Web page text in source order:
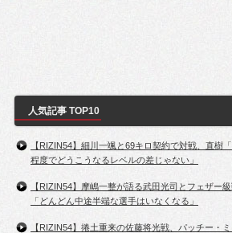
人気記事 TOP10
【RIZIN54】細川一颯と69キロ契約で対戦、直樹
程度でどうこうなるレベルの差じゃない」
【RIZIN54】摩嶋一整が語る武田光司とフェザー
「どんどん中途半端な選手はいなくなる」
【RIZIN54】捲土重来の佐藤将光戦、パッチー・ミ